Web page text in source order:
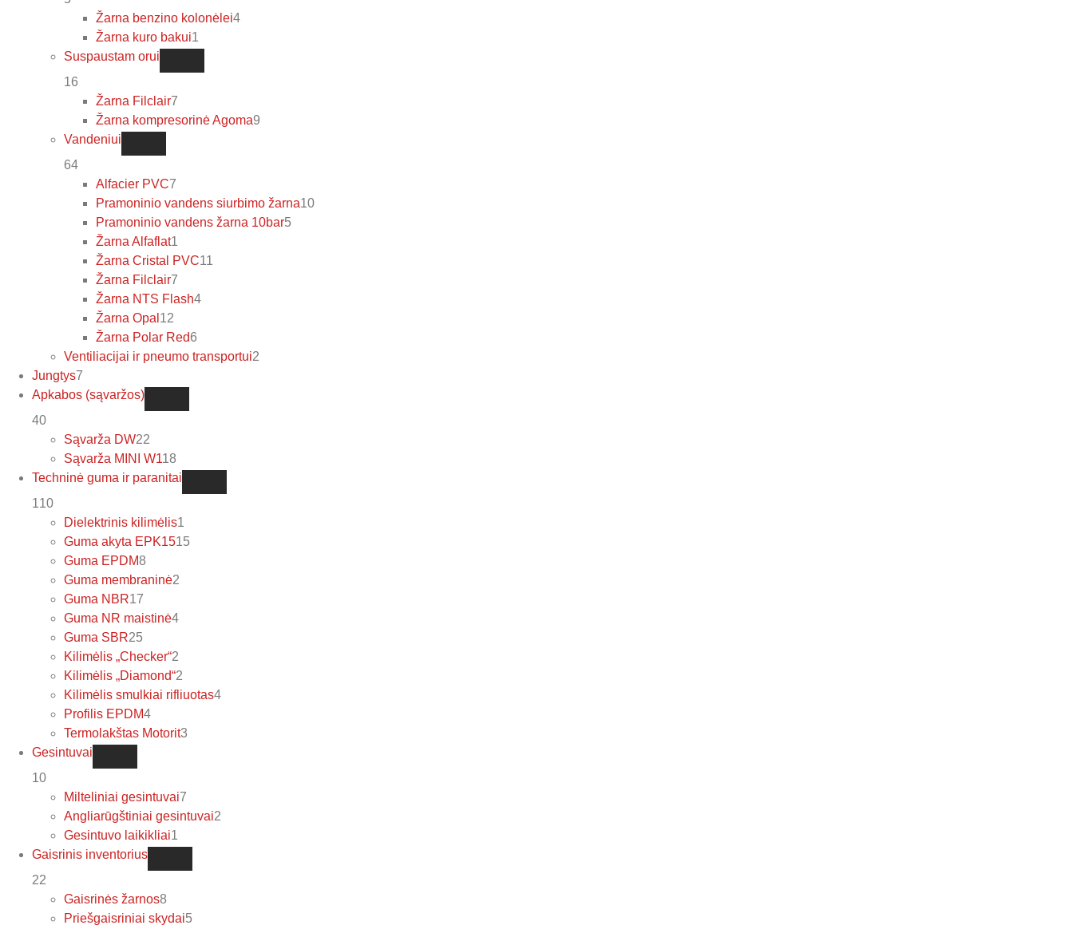
Žarna benzino kolonėlei4
Žarna kuro bakui1
Suspaustam orui
16
Žarna Filclair7
Žarna kompresorinė Agoma9
Vandeniui
64
Alfacier PVC7
Pramoninio vandens siurbimo žarna10
Pramoninio vandens žarna 10bar5
Žarna Alfaflat1
Žarna Cristal PVC11
Žarna Filclair7
Žarna NTS Flash4
Žarna Opal 12
Žarna Polar Red6
Ventiliacijai ir pneumo transportui2
Jungtys7
Apkabos (sąvaržos)
40
Sąvarža DW22
Sąvarža MINI W118
Techninė guma ir paranitai
110
Dielektrinis kilimėlis1
Guma akyta EPK1515
Guma EPDM8
Guma membraninė2
Guma NBR17
Guma NR maistinė4
Guma SBR25
Kilimėlis „Checker“2
Kilimėlis „Diamond“2
Kilimėlis smulkiai rifliuotas4
Profilis EPDM4
Termolakštas Motorit3
Gesintuvai
10
Milteliniai gesintuvai7
Angliarūgštiniai gesintuvai2
Gesintuvo laikikliai1
Gaisrinis inventorius
22
Gaisrinės žarnos8
Priešgaisriniai skydai5